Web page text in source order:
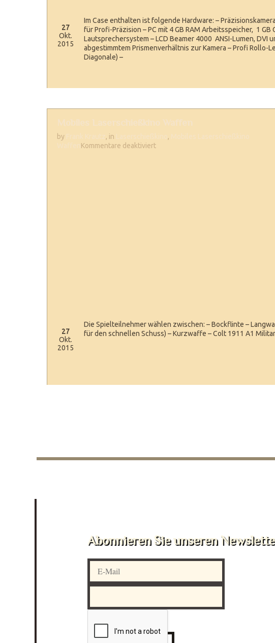
27
Okt.
2015
Im Case enthalten ist folgende Hardware: –
für Profi-Präzision – PC mit 4 GB RAM Arbeitsspeicher, 1 GB
Lautsprechersystem – LCD Beamer 4000 ANSI-Lumen, DVI
abgestimmtem Prismenverhältnis zur Kamera – Profi Rollo-
Diagonale) –
by , in ,
Kommentare deaktiviertfür
27
Okt.
2015
Die Spielteilnehmer wählen zwischen: – Bockflinte –
für den schnellen Schuss) – Kurzwaffe – Colt 1911 A1
Abonnieren Sie unseren